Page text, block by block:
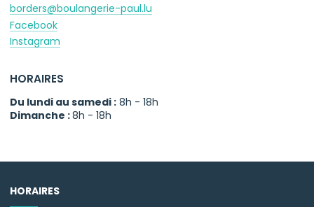
borders@boulangerie-paul.lu
Facebook
Instagram
HORAIRES
Du lundi au samedi : 8h - 18h
Dimanche :8h - 18h
HORAIRES